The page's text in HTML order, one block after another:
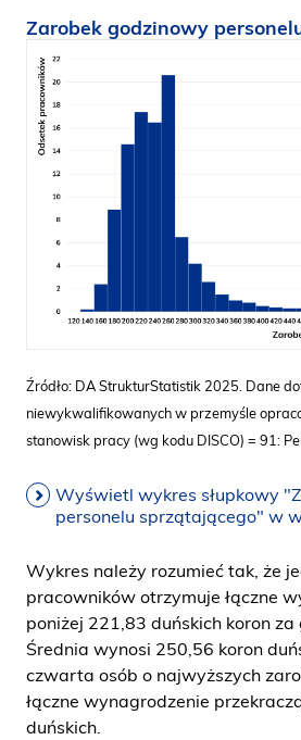
Zarobek godzinowy
Źródło: DA StrukturStatistik 2025. Dane
niewykwalifikowanych w przemyśle
stanowisk pracy (wg kodu DISCO) = 91:
Wyświetl wykres słupkowy
personelu sprzątającego" w
Wykres należy rozumieć tak, że
pracowników otrzymuje łączne
poniżej 221,83 duńskich koron za
Średnia wynosi 250,56 koron
czwarta osób o najwyższych
łączne wynagrodzenie
duńskich.